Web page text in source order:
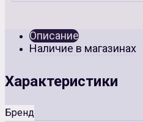
Описание
Наличие в магазинах
Характеристики
Бренд